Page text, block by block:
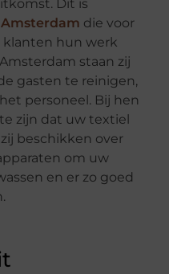
Dit is
die voor
klanten hun werk
staan zij
gasten te reinigen,
personeel. Bij hen
zijn dat uw textiel
beschikken over
om uw
en er zo goed